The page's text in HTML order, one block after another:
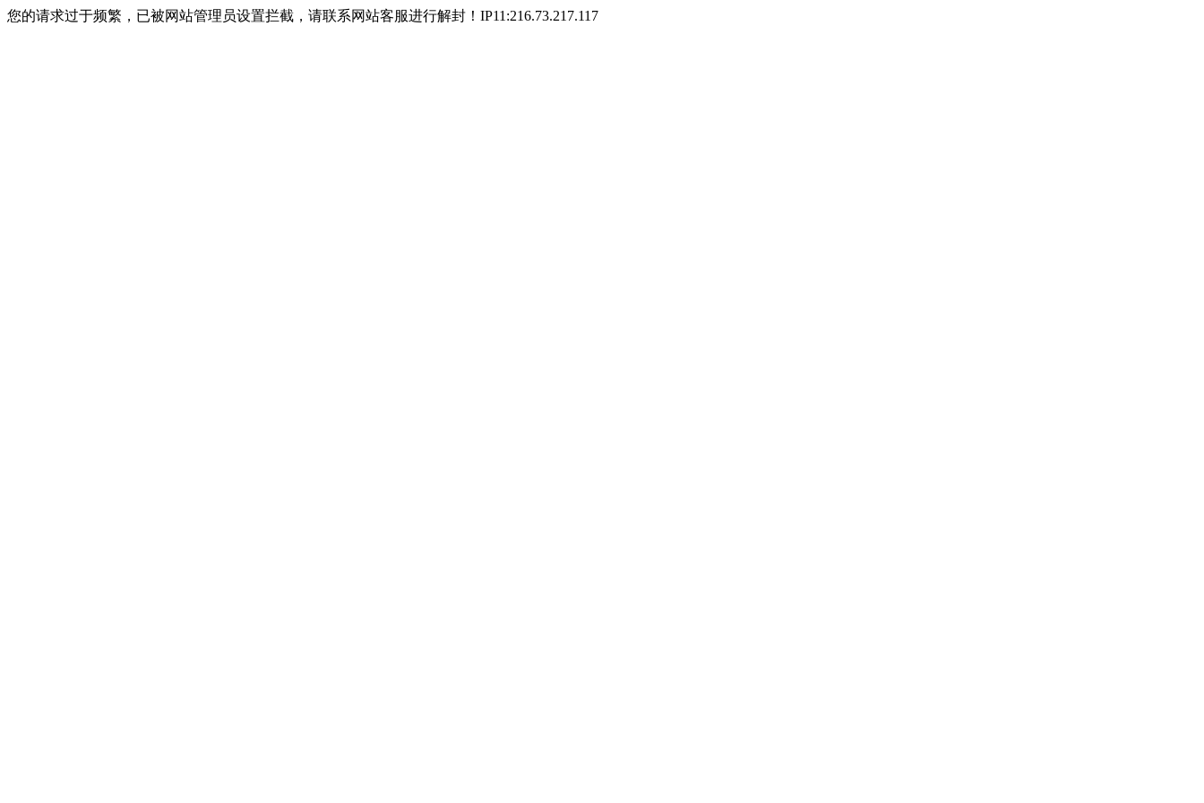
您的请求过于频繁，已被网站管理员设置拦截，请联系网站客服进行解封！IP11:216.73.217.117